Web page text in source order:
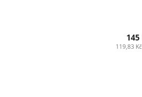
145
119,83